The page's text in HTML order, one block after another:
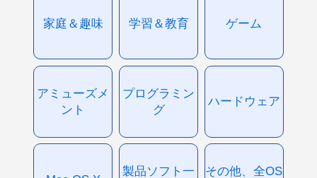
家庭＆趣味 学習＆教育 ゲーム
アミューズメ
ント
プログラミン
グ
ハードウェア
製品ソフト一
その他、全OS